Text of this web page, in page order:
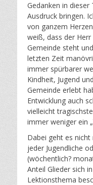
Gedanken in
Ausdruck bringen.
von ganzem
weiß, dass der Herr
Gemeinde steht
letzten Zeit
immer spürbarer
Kindheit, Jugend
Gemeinde erlebt
Entwicklung auch
vielleicht
immer weniger ein
Dabei geht es
jeder Jugendliche
(wöchentlich?
Anteil Glieder sich
Lektionsthema